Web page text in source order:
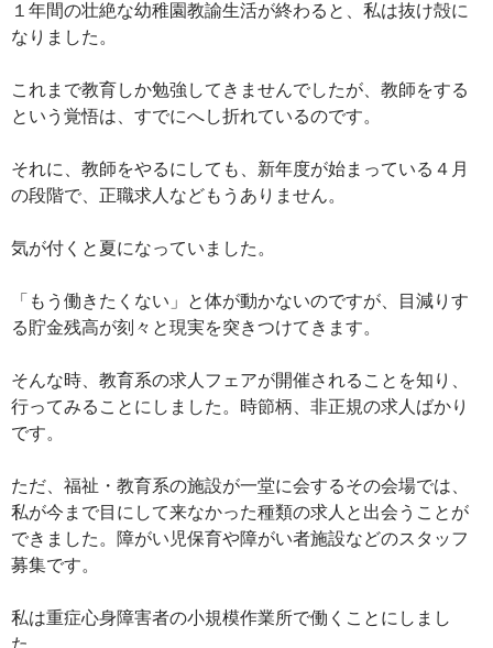
１年間の壮絶な幼稚園教諭生活が終わると、私は抜け殻に
なりました。
これまで教育しか勉強してきませんでしたが、教師をする
という覚悟は、すでにへし折れているのです。
それに、教師をやるにしても、新年度が始まっている４月
の段階で、正職求人などもうありません。
気が付くと夏になっていました。
「もう働きたくない」と体が動かないのですが、目減りす
る貯金残高が刻々と現実を突きつけてきます。
そんな時、教育系の求人フェアが開催されることを知り、
行ってみることにしました。時節柄、非正規の求人ばかり
です。
ただ、福祉・教育系の施設が一堂に会するその会場では、
私が今まで目にして来なかった種類の求人と出会うことが
できました。障がい児保育や障がい者施設などのスタッフ
募集です。
私は重症心身障害者の小規模作業所で働くことにしまし
た。